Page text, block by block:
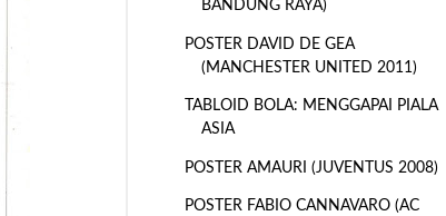
BANDUNG RAYA)
POSTER DAVID DE GEA
(MANCHESTER UNITED 2011)
TABLOID BOLA: MENGGAPAI PIALA
ASIA
POSTER AMAURI (JUVENTUS 2008)
POSTER FABIO CANNAVARO (AC